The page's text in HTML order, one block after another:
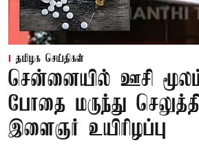
தமிழக செய்திகள்
சென்னையில் ஊசி
போதை மருந்து
இளைஞர் உயிரிழப்பு